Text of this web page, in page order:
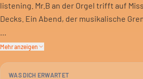
listening. Mr.B an der Orgel trifft auf
Decks. Ein Abend, der musikalische
MissVergnügen prägt die Berliner
Sound spielen. Von alten Schellen bis
Mehr anzeigen
WAS DICH ERWARTET